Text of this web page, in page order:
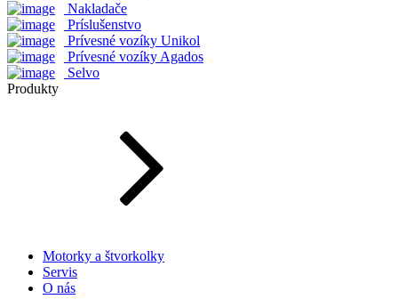
Nakladače
Príslušenstvo
Prívesné vozíky Unikol
Prívesné vozíky Agados
Selvo
Produkty
Motorky a štvorkolky
Servis
O nás